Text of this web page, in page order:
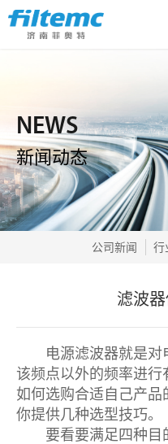
NEWS
新闻动态
公司新闻 行
滤波
电源滤波器就是对
该频点以外的频率进
如何选购合适自己产
你提供几种选型技巧。
要看要满足四种目